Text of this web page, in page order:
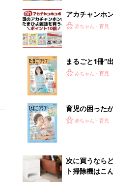
アカチャンホ
うとポイント
赤ちゃん・育児
まるごと1冊“
クラブ 夏号』
赤ちゃん・育児
育児の困った
『ひよこクラ
赤ちゃん・育児
次に買うなら
ト掃除機はこ